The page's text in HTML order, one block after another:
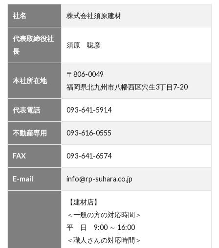
社名 株式会社須原建材
代表取締役社
長
須原 聡彦
本社所在地
〒806-0049
福岡県北九州市八幡西区穴生3丁目7-20
代表電話 093-641-5914
不動産専用 093-616-0555
FAX 093-641-6574
E-mail info@rp-suhara.co.jp
【建材店】
＜一般の方の対応時間＞
平 日 9:00 ～ 16:00
＜職人さんの対応時間＞